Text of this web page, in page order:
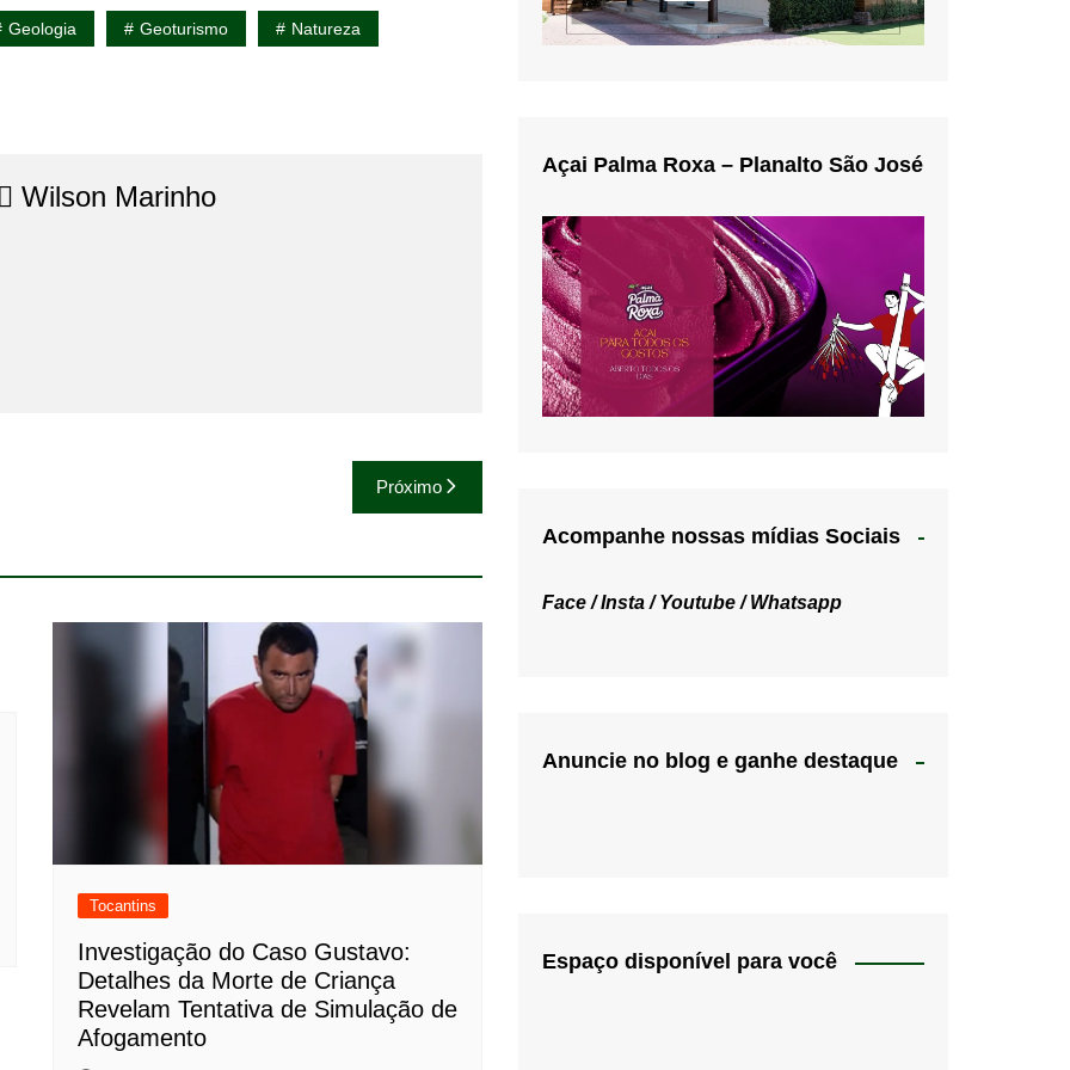
Geologia Geoturismo Natureza
Wilson Marinho
Próximo
Tocantins
Investigação do Caso Gustavo:
Detalhes da Morte de Criança
Revelam Tentativa de Simulação de
Afogamento
Açai Palma Roxa – Planalto São José
Acompanhe nossas mídias Sociais
Face /Insta /Youtube /Whatsapp
Anuncie no blog e ganhe destaque
Espaço disponível para você